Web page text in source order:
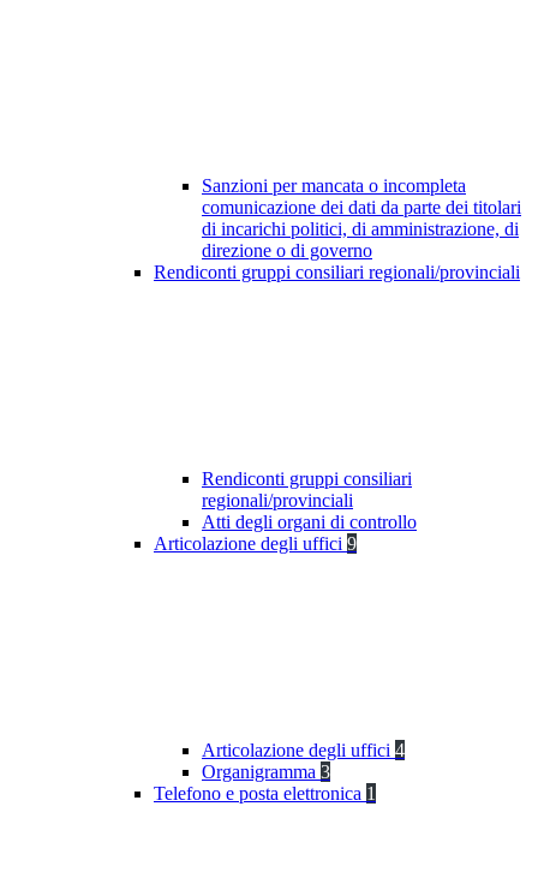
Sanzioni per mancata o incompleta
comunicazione dei dati da parte dei titolari
di incarichi politici, di amministrazione, di
direzione o di governo
Rendiconti gruppi consiliari regionali/provinciali
Rendiconti gruppi consiliari
regionali/provinciali
Atti degli organi di controllo
Articolazione degli uffici 9
Articolazione degli uffici 4
Organigramma 3
Telefono e posta elettronica 1